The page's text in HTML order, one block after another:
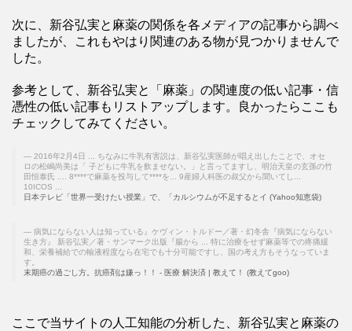
次に、新谷弘実と麻薬の関係を各メディアの記事から調べ
ましたが、これもやはり関連のある物が見つかりませんで
した。
参考として、新谷弘実と「麻薬」の関連度の低い記事・信
憑性の低い記事もリストアップします。良かったらここも
チェックしてみてください。
2016年2月4日 ... ちなみに牛乳有害説は、新谷弘実医師が唱え出したことで、オセ
ロの松嶋尚美は「 子どもに牛乳を飲ませない。」と言ってますし、明治天皇の玄孫の竹
田恒泰氏 .... 8****で麻薬を投与して****を... 9産婦人科医の叔父から聞いてし...
10ICOS ...
日本テレビ「世界一受けたい授業」で、「カルシウムが不足するとイ (Yahoo知恵袋)
病気にならない人は知っている』ケヴィン・トルドー／著・幻冬舎『病気にならない
生き方』 新谷弘実／著・サンマーク出版『腸から ... 特に治療をせず麻薬等での疼痛緩
和、栄養補給での輸液程度なら在宅でも十分可能ですし、国の考え方もそうなっていま
す。
末期癌の過ごし方。抗癌剤は嫌っ！！ - 医療 解決済 | 教えて！ (教えてgoo)
ここで当サイトの人工知能の分析した、新谷弘実と麻薬の